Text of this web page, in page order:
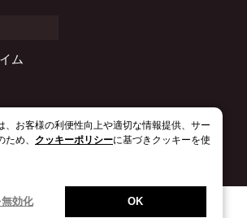
ム
JR WEST VIA INN HOTELS.
空室を確認
、お客様の利便性向上や適切な情報提供、サー
め、 クッキーポリシーに基づきクッキーを使
効化 OK